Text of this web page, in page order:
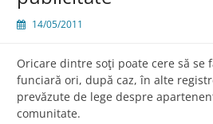
14/05/2011
Oricare dintre soţi poate cere să se
funciară ori, după caz, în alte
prevăzute de lege despre
comunitate.